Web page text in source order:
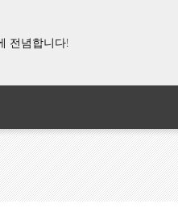
전념합니다!